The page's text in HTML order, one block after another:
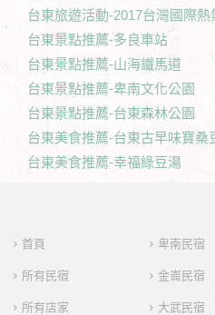
台東旅遊活動-2017台灣國際熱
台東景點推薦-多良車站
台東景點推薦-山海鐵馬道
台東景點推薦-卑南文化公園
台東景點推薦-台東森林公園
台東美食推薦-台東古早味寶桑
台東美食推薦-幸福綠豆湯
首頁
所有民宿
所有店家
卑南民宿
金崙民宿
大武民宿